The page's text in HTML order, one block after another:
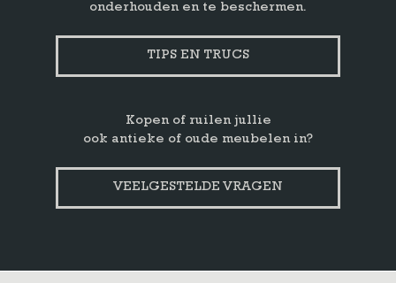
onderhouden en te beschermen.
TIPS EN TRUCS
Kopen of ruilen jullie
ook antieke of oude meubelen in?
VEELGESTELDE VRAGEN